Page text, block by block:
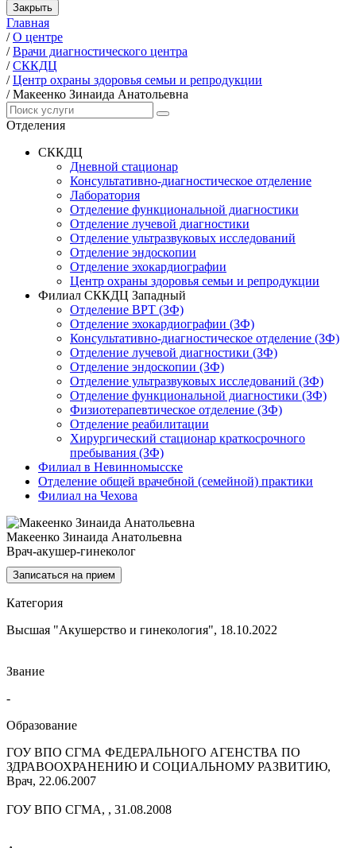
Закрыть
Главная
/ О центре
/ Врачи диагностического центра
/ СККДЦ
/ Центр охраны здоровья семьи и репродукции
/ Макеенко Зинаида Анатольевна
Отделения
СККДЦ
Дневной стационар
Консультативно-диагностическое отделение
Лаборатория
Отделение функциональной диагностики
Отделение лучевой диагностики
Отделение ультразвуковых исследований
Отделение эндоскопии
Отделение эхокардиографии
Центр охраны здоровья семьи и репродукции
Филиал СККДЦ Западный
Отделение ВРТ (ЗФ)
Отделение эхокардиографии (ЗФ)
Консультативно-диагностическое отделение (ЗФ)
Отделение лучевой диагностики (ЗФ)
Отделение эндоскопии (ЗФ)
Отделение ультразвуковых исследований (ЗФ)
Отделение функциональной диагностики (ЗФ)
Физиотерапевтическое отделение (ЗФ)
Отделение реабилитации
Хирургический стационар краткосрочного
пребывания (ЗФ)
Филиал в Невинномысске
Отделение общей врачебной (семейной) практики
Филиал на Чехова
Макеенко Зинаида Анатольевна
Врач-акушер-гинеколог
Записаться на прием
Категория
Высшая "Акушерство и гинекология", 18.10.2022
Звание
-
Образование
ГОУ ВПО СГМА ФЕДЕРАЛЬНОГО АГЕНСТВА ПО
ЗДРАВООХРАНЕНИЮ И СОЦИАЛЬНОМУ РАЗВИТИЮ,
Врач, 22.06.2007
ГОУ ВПО СГМА, , 31.08.2008